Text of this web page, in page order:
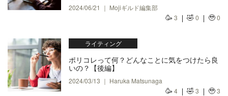
2024/06/21 ｜ Mojiギルド編集部
🥳 3 🤣0 🥹0
ライティング
ポリコレって何？どんなことに気をつけたら良
いの？【後編】
2024/03/13 ｜ Haruka Matsunaga
🥳 4 🤣3 🥹3